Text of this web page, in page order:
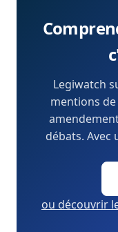
Legiwatch
mentions
débats. Avec
ou découvrir